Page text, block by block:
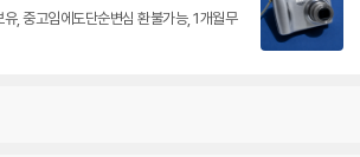
, 중고임에도단순변심 환불가능, 1개월무